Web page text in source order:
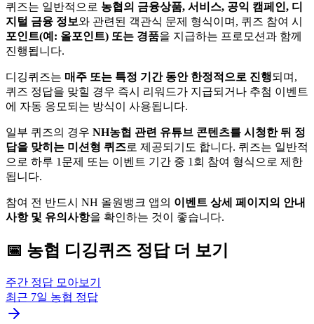
퀴즈는 일반적으로 농협의 금융상품, 서비스, 공익 캠페인, 디
지털 금융 정보와 관련된 객관식 문제 형식이며, 퀴즈 참여 시
포인트(예: 올포인트) 또는 경품을 지급하는 프로모션과 함께
진행됩니다.
디깅퀴즈는 매주 또는 특정 기간 동안 한정적으로 진행되며,
퀴즈 정답을 맞힐 경우 즉시 리워드가 지급되거나 추첨 이벤트
에 자동 응모되는 방식이 사용됩니다.
일부 퀴즈의 경우 NH농협 관련 유튜브 콘텐츠를 시청한 뒤 정
답을 맞히는 미션형 퀴즈로 제공되기도 합니다. 퀴즈는 일반적
으로 하루 1문제 또는 이벤트 기간 중 1회 참여 형식으로 제한
됩니다.
참여 전 반드시 NH 올원뱅크 앱의 이벤트 상세 페이지의 안내
사항 및 유의사항을 확인하는 것이 좋습니다.
📅 농협 디깅퀴즈 정답 더 보기
주간 정답 모아보기
최근 7일 농협 정답